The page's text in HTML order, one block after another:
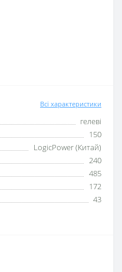
Всі характеристики
гелеві
150
LogicPower (Китай)
240
485
172
43